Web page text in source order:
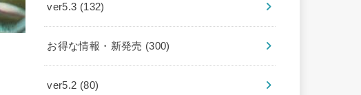
ver5.3 (132)
お得な情報・新発売 (300)
ver5.2 (80)